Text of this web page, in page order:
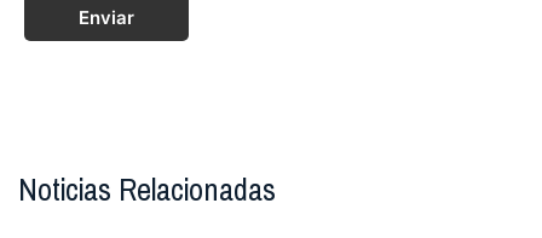
Enviar
Noticias Relacionadas